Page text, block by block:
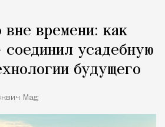
вне времени: как
соединил усадебную
будущего
Mag